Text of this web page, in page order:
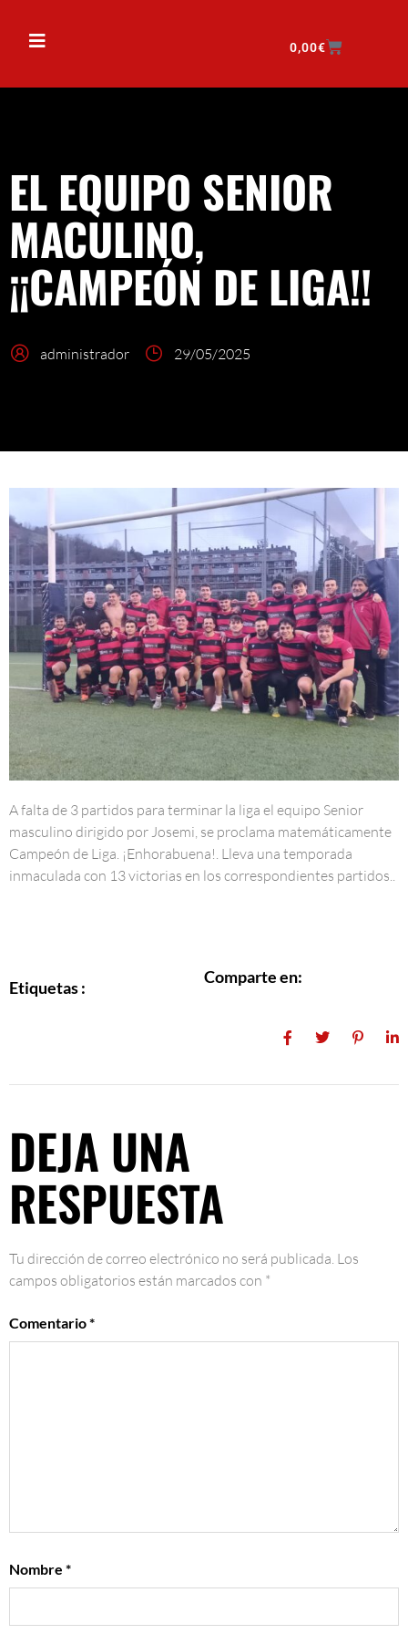
0,00€
EL EQUIPO SENIOR
MACULINO,
¡¡CAMPEÓN DE LIGA!!
administrador 29/05/2025
A falta de 3 partidos para terminar la liga el equipo Senior
masculino dirigido por Josemi, se proclama matemáticamente
Campeón de Liga. ¡Enhorabuena!. Lleva una temporada
inmaculada con 13 victorias en los correspondientes partidos..
Etiquetas :
Comparte en:
DEJA UNA
RESPUESTA
Tu dirección de correo electrónico no será publicada. Los
campos obligatorios están marcados con *
Comentario*
Nombre *